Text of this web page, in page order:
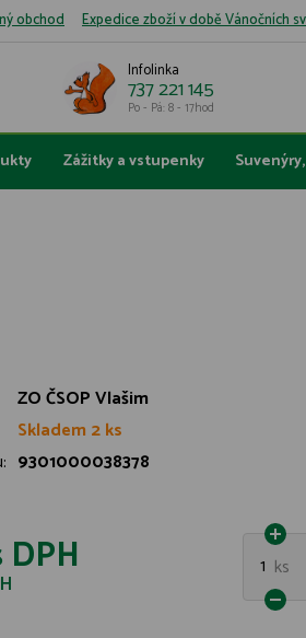
obchod Expedice zboží v době Vánočních
Infolinka
737 221 145
Po - Pá: 8 - 17hod
Zážitky a vstupenky
ZO ČSOP Vlašim
Skladem 2 ks
9301000038378
DPH 1 ks